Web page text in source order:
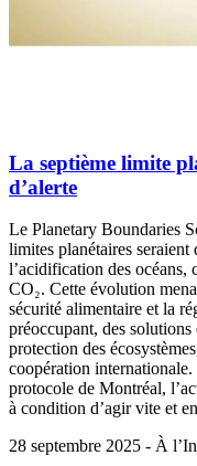
La septième limite
d’alerte
Le Planetary Boundaries
limites planétaires seraient
l’acidification des océans,
CO₂. Cette évolution
sécurité alimentaire et la
préoccupant, des
protection des
coopération
protocole de Montréal,
à condition d’agir vite et
28 septembre 2025 - À